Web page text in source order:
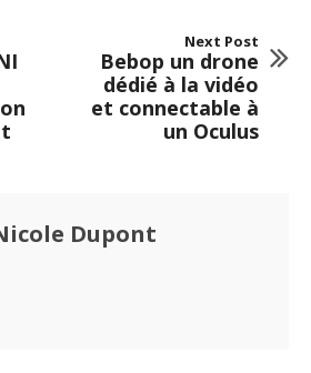
Next Post
Bebop un drone
dédié à la vidéo
et connectable à
un Oculus
Dupont